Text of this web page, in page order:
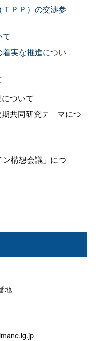
ＰＰ）の交渉参
て
実な推進につい
ついて
共同研究テーマにつ
構想会議」につ
地